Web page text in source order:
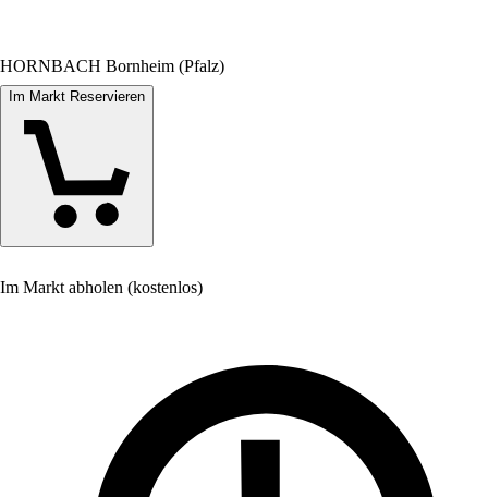
HORNBACH Bornheim (Pfalz)
Im Markt Reservieren
Im Markt abholen (kostenlos)